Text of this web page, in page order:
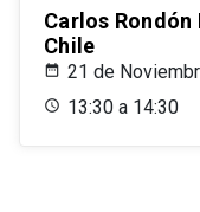
Carlos
Chile
21 de
13:30 a 14:30